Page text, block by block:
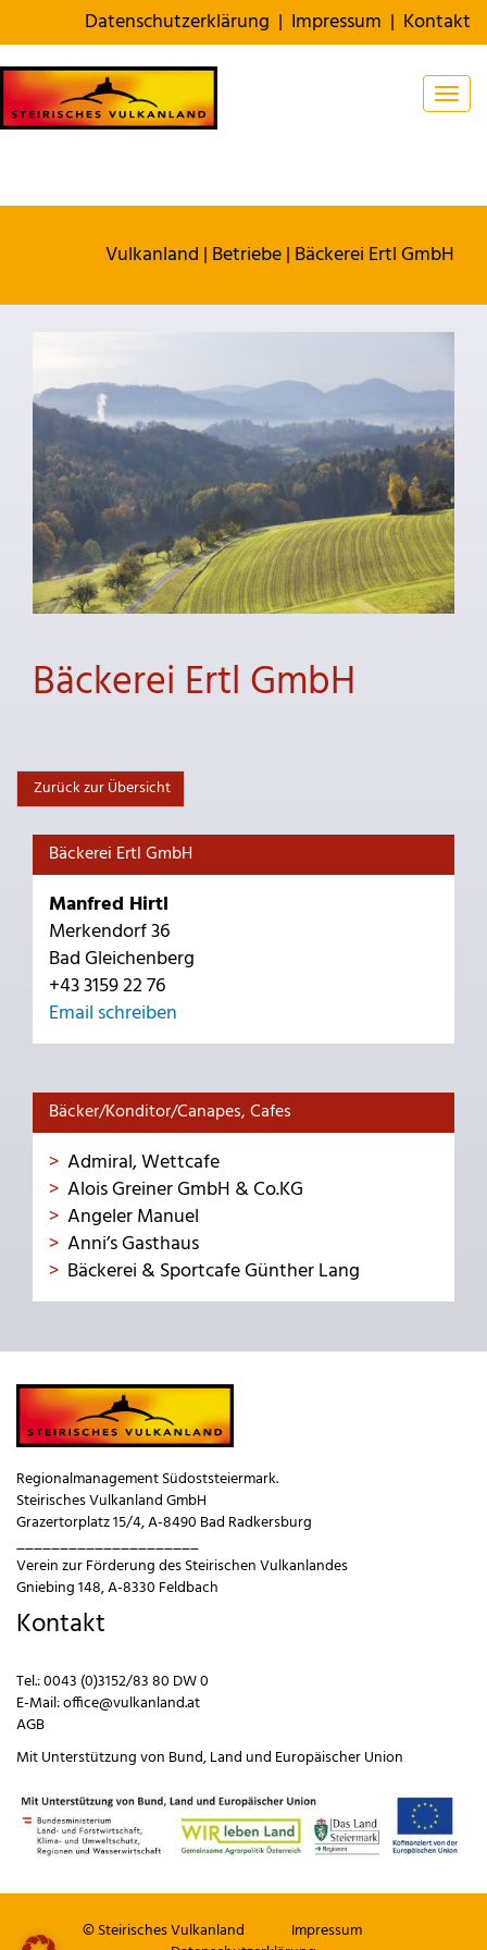
Datenschutzerklärung | Impressum | Kontakt
Vulkanland | Betriebe| Bäckerei Ertl GmbH
Bäckerei Ertl GmbH
Zurück zur Übersicht
Bäckerei Ertl GmbH
Manfred Hirtl
Merkendorf 36
Bad Gleichenberg
+43 3159 22 76
Email schreiben
Bäcker/Konditor/Canapes, Cafes
Admiral, Wettcafe
Alois Greiner GmbH & Co.KG
Angeler Manuel
Anni’s Gasthaus
Bäckerei & Sportcafe Günther Lang
Regionalmanagement Südoststeiermark.
Steirisches Vulkanland GmbH
Grazertorplatz 15/4, A-8490 Bad Radkersburg
_____________________
Verein zur Förderung des Steirischen Vulkanlandes
Gniebing 148, A-8330 Feldbach
Kontakt
Tel.:0043 (0)3152/83 80 DW 0
E-Mail:office@vulkanland.at
AGB
Mit Unterstützung von Bund,Land und Europäischer Union
© Steirisches Vulkanland
Impressum